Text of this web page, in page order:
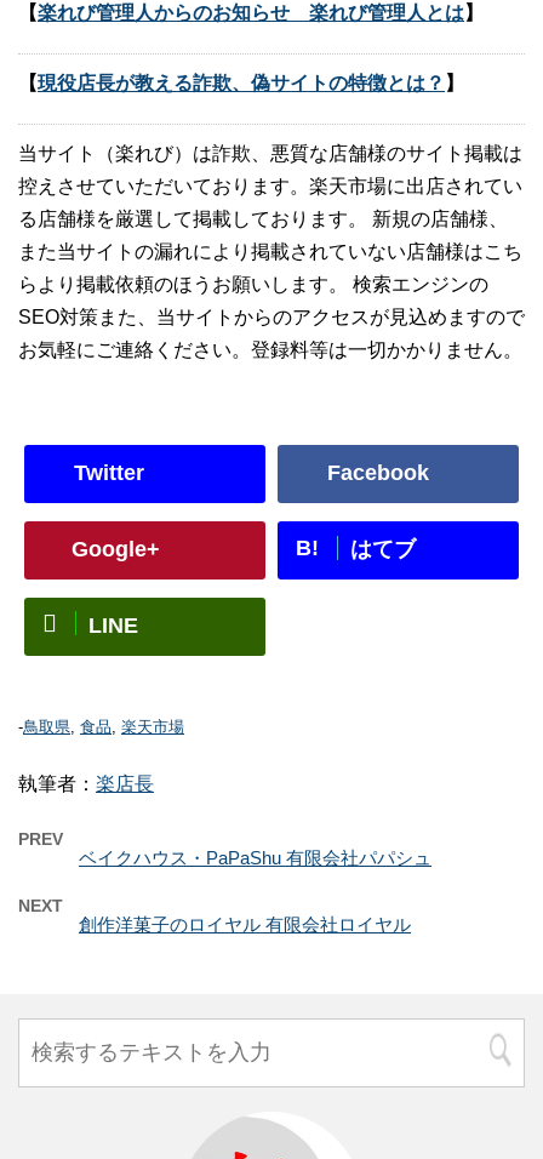
【楽れび管理人からのお知らせ 楽れび管理人とは 】
【現役店長が教える詐欺、偽サイトの特徴とは？ 】
当サイト（楽れび）は詐欺、悪質な店舗様のサイト掲載は
控えさせていただいております。楽天市場に出店されてい
る店舗様を厳選して掲載しております。 新規の店舗様、
また当サイトの漏れにより掲載されていない店舗様はこち
らより掲載依頼のほうお願いします。 検索エンジンの
SEO対策また、当サイトからのアクセスが見込めますので
お気軽にご連絡ください。登録料等は一切かかりません。
Twitter Facebook
Google+ B! はてブ
LINE
-鳥取県, 食品, 楽天市場
執筆者： 楽店長
PREV
ベイクハウス・PaPaShu 有限会社パパシュ
NEXT
創作洋菓子のロイヤル 有限会社ロイヤル